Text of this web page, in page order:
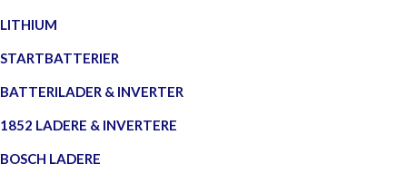
LITHIUM
STARTBATTERIER
BATTERILADER & INVERTER
1852 LADERE & INVERTERE
BOSCH LADERE